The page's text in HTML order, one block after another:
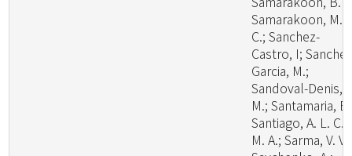
Samarakoon, M.
C.; Sanchez-
Castro, I;
Garcia, M.;
Sandoval-Denis,
M.; Santamaria,
Santiago, A. L. C.
M. A.; Sarma, V. V.;